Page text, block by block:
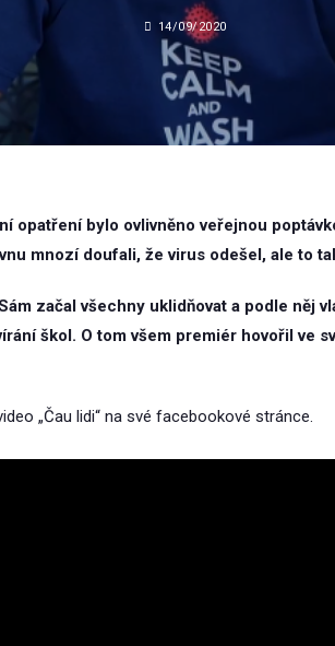
14/09/2020
opatření bylo ovlivněno veřejnou
mnozí doufali, že virus odešel, ale to
začal všechny uklidňovat a podle něj
škol. O tom všem premiér hovořil ve
„Čau lidi“ na své facebookové stránce.